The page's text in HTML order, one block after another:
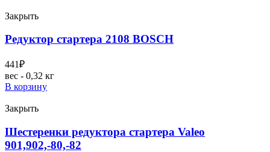
Закрыть
Редуктор стартера 2108 BOSCH
441₽
вес - 0,32 кг
В корзину
Закрыть
Шестеренки редуктора стартера Valeo
901,902,-80,-82